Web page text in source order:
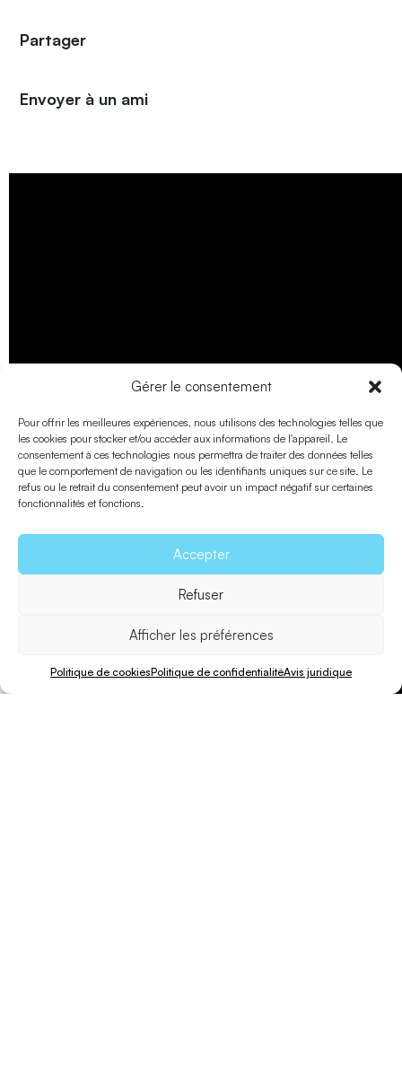
Gérer le consentement
Pour offrir les meilleures expériences, nous utilisons des technologies telles que
les cookies pour stocker et/ou accéder aux informations de l'appareil. Le
consentement à ces technologies nous permettra de traiter des données telles
que le comportement de navigation ou les identifiants uniques sur ce site. Le
refus ou le retrait du consentement peut avoir un impact négatif sur certaines
fonctionnalités et fonctions.
Accepter
Refuser
Afficher les préférences
Politique de cookiesPolitique de confidentialitéAvis juridique
Partager
Envoyer à un ami